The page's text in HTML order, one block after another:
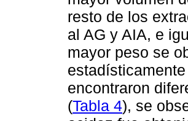
resto de los
al AG y AIA, e
mayor peso se
encontraron
(Tabla 4), se